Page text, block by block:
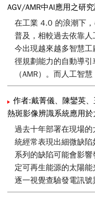
AGV/AMR中AI應用之研
在工業 4.0 的浪潮下
普及，相較過去依靠
今出現越來越多智慧
徑規劃能力的自動導引
（AMR）。而人工智
也扮演重要角色，除
題，也提升衝突解決、
的效率。本文主要探討
用，並針對啟發式演
介紹，最後分析這些技
化產能彈性等方面的
作者:戴菁儀、陳鑾英
熱斑影像辨識系統應用
過去十年部署在現場
統經常表現出細微缺
系列的缺陷可能會影
定可再生能源的太陽
逐一視覺查驗發電訊
覺查驗特徵不明顯等